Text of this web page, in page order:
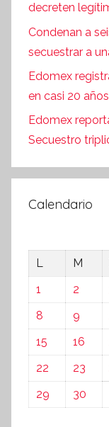
decreten
Condenan a
secuestrar a
Edomex
en casi 20
Edomex
Secuestro
Calendario
L
M
1
2
8
9
15
16
22
23
29
30